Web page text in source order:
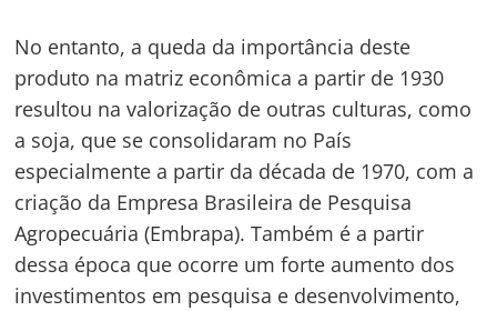
No entanto, a queda da importância deste
produto na matriz econômica a partir de 1930
resultou na valorização de outras culturas, como
a soja, que se consolidaram no País
especialmente a partir da década de 1970, com a
criação da Empresa Brasileira de Pesquisa
Agropecuária (Embrapa). Também é a partir
dessa época que ocorre um forte aumento dos
investimentos em pesquisa e desenvolvimento,